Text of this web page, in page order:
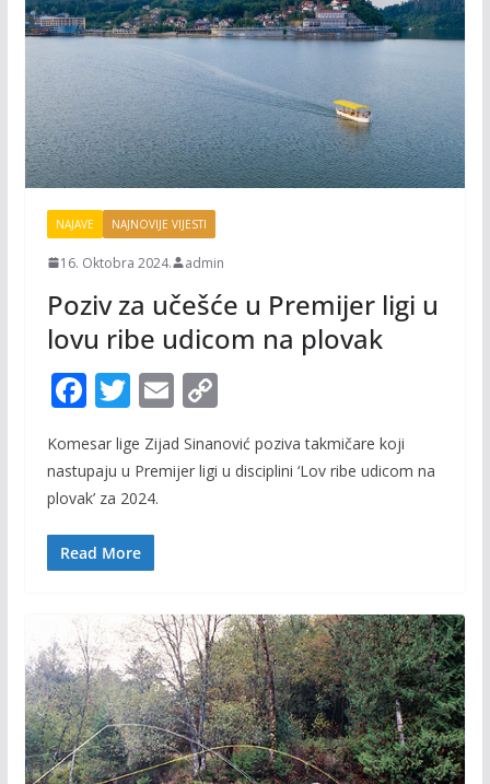
NAJAVE NAJNOVIJE VIJESTI
16. Oktobra 2024. admin
Poziv za učešće u Premijer ligi u
lovu ribe udicom na plovak
F
ac
e
b
o
o
T
itt
er
E
m
ai
l
C
p
Komesar lige Zijad Sinanović poziva takmičare koji
nastupaju u Premijer ligi u disciplini ‘Lov ribe udicom na
plovak’ za 2024.
Read More